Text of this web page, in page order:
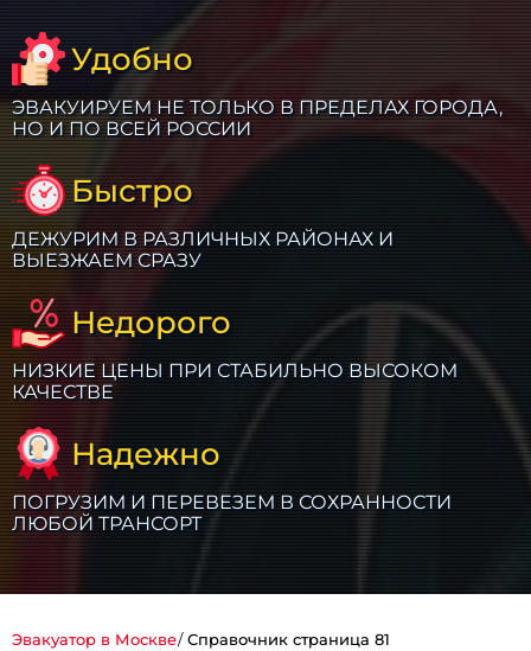
Удобно
ЭВАКУИРУЕМ НЕ ТОЛЬКО В ПРЕДЕЛАХ ГОРОДА,
НО И ПО ВСЕЙ РОССИИ
Быстро
ДЕЖУРИМ В РАЗЛИЧНЫХ РАЙОНАХ И
ВЫЕЗЖАЕМ СРАЗУ
Недорого
НИЗКИЕ ЦЕНЫ ПРИ СТАБИЛЬНО ВЫСОКОМ
КАЧЕСТВЕ
Надежно
ПОГРУЗИМ И ПЕРЕВЕЗЕМ В СОХРАННОСТИ
ЛЮБОЙ ТРАНСОРТ
Эвакуатор в Москве Справочник страница 81